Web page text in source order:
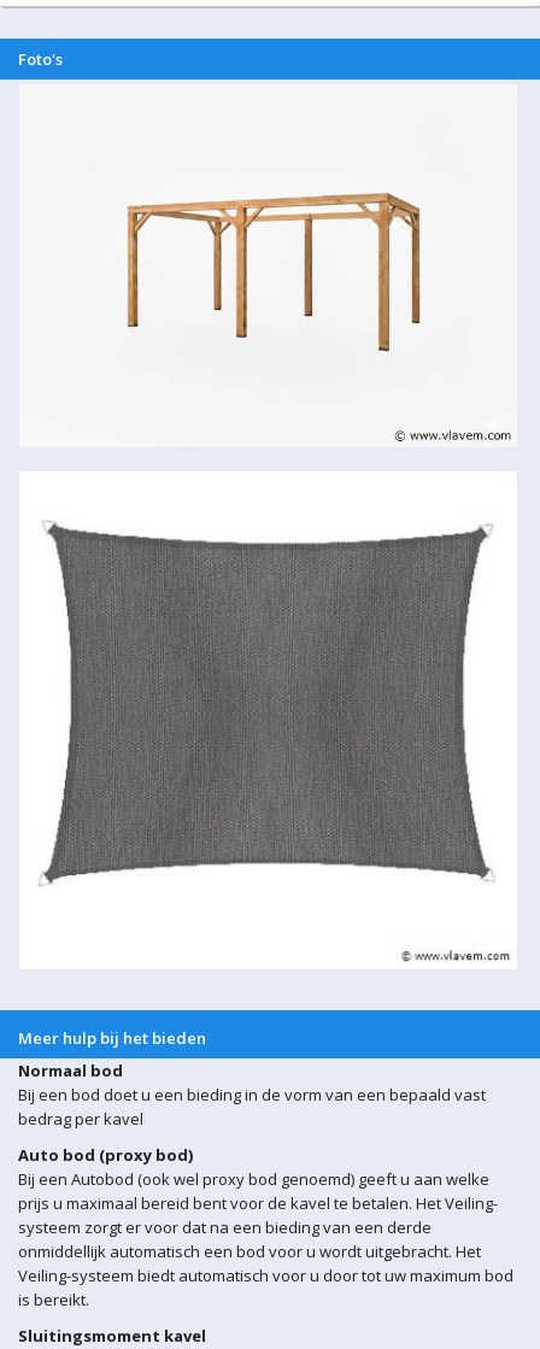
Foto's
Meer hulp bij het bieden
Normaal bod
Bij een bod doet u een bieding in de vorm van een bepaald vast
bedrag per kavel
Auto bod (proxy bod)
Bij een Autobod (ook wel proxy bod genoemd) geeft u aan welke
prijs u maximaal bereid bent voor de kavel te betalen. Het Veiling-
systeem zorgt er voor dat na een bieding van een derde
onmiddellijk automatisch een bod voor u wordt uitgebracht. Het
Veiling-systeem biedt automatisch voor u door tot uw maximum bod
is bereikt.
Sluitingsmoment kavel